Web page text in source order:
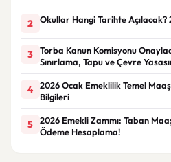
2 Okullar Hangi Tarihte Açılacak?
3
Torba Kanun Komisyonu
Sınırlama, Tapu ve Çevre
4
2026 Ocak Emeklilik Temel
Bilgileri
5
2026 Emekli Zammı: Taban
Ödeme Hesaplama!